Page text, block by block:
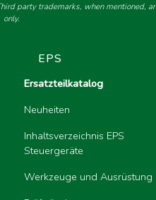
party trademarks, when mentioned,
only.
EPS
Ersatzteilkatalog
Neuheiten
Inhaltsverzeichnis EPS
Steuergeräte
Werkzeuge und Ausrüstung